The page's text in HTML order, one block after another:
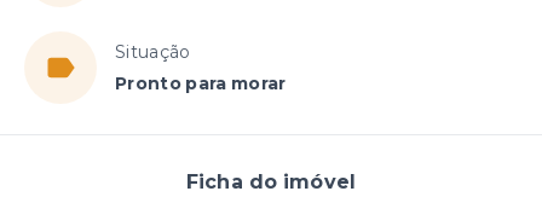
Situação
Pronto para morar
Ficha do imóvel